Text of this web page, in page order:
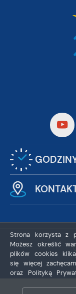
Strona korzysta z
Możesz określić
plików cookies
się więcej
oraz Polityką